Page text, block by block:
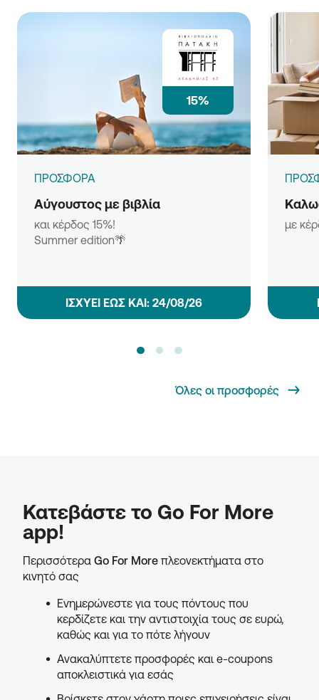
15%
ΠΡΟΣΦΟΡΑ
Αύγουστος με βιβλία
και κέρδος 15%!
Summer edition🌴
ΙΣΧΥΕΙ ΕΩΣ ΚΑΙ: 24/08/26
με
Όλες οι προσφορές
Κατεβάστε το Go For More
app!
Περισσότερα Go For More πλεονεκτήματα στο
κινητό σας
Ενημερώνεστε για τους πόντους που
κερδίζετε και την αντιστοιχία τους σε ευρώ,
καθώς και για το πότε λήγουν
Ανακαλύπτετε προσφορές και e-coupons
αποκλειστικά για εσάς